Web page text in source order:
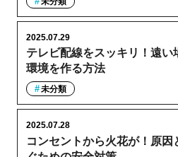
テレビ配線をスッキリ！遠い
環境を作る方法
2025.07.29
未分類
コンセントから火花が！原因
2025.07.28